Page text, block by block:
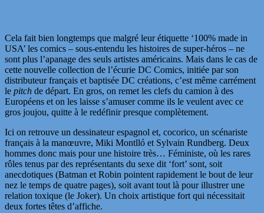
Cela fait bien longtemps que malgré leur étiquette ‘100% made in
USA’ les comics – sous-entendu les histoires de super-héros – ne
sont plus l’apanage des seuls artistes américains. Mais dans le cas de
cette nouvelle collection de l’écurie DC Comics, initiée par son
distributeur français et baptisée DC créations, c’est même carrément
le pitch de départ. En gros, on remet les clefs du camion à des
Européens et on les laisse s’amuser comme ils le veulent avec ce
gros joujou, quitte à le redéfinir presque complètement.
Ici on retrouve un dessinateur espagnol et, cocorico, un scénariste
français à la manœuvre, Miki Montlló et Sylvain Rundberg. Deux
hommes donc mais pour une histoire très… Féministe, où les rares
rôles tenus par des représentants du sexe dit ‘fort’ sont, soit
anecdotiques (Batman et Robin pointent rapidement le bout de leur
nez le temps de quatre pages), soit avant tout là pour illustrer une
relation toxique (le Joker). Un choix artistique fort qui nécessitait
deux fortes têtes d’affiche.